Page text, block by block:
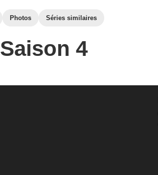
Photos Séries similaires
Saison 4